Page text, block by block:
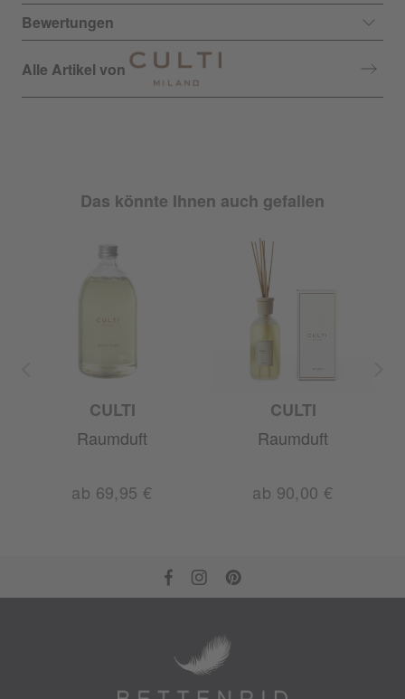
Bewertungen
Alle Artikel von
Das könnte Ihnen auch gefallen
CULTI
Raumduft
ab 69,95 €
CULTI
Raumduft
ab 90,00 €